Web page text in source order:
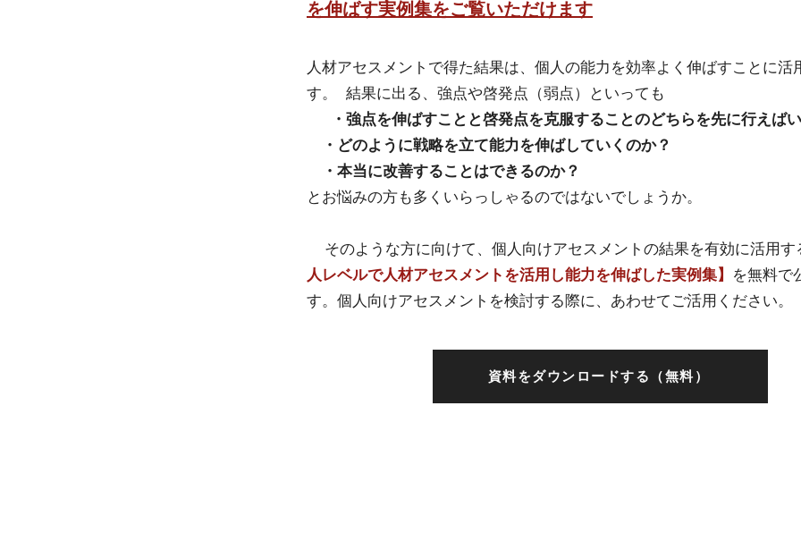
を伸ばす実例集をご覧いただけます
人材アセスメントで得た結果は、個人の能力を効率よく伸ばすことに活
す。 結果に出る、強点や啓発点（弱点）といっても
・強点を伸ばすことと啓発点を克服することのどちらを先に行えば
・どのように戦略を立て能力を伸ばしていくのか？
・本当に改善することはできるのか？
とお悩みの方も多くいらっしゃるのではないでしょうか。
そのような方に向けて、個人向けアセスメントの結果を有効に活用す
人レベルで人材アセスメントを活用し能力を伸ばした実例集】
を無料で
す。個人向けアセスメントを検討する際に、あわせてご活用ください。
資料をダウンロードする（無料）